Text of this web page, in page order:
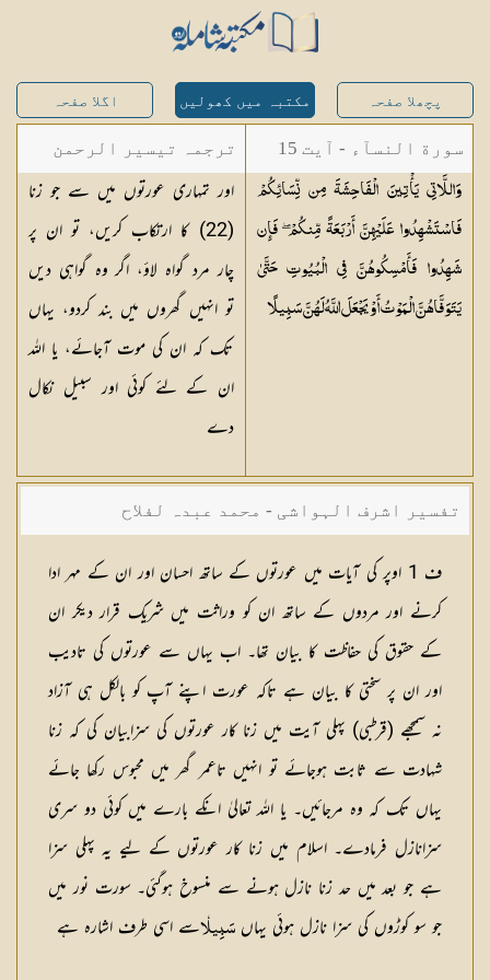
پچھلا صفحہ مکتبہ میں کھولیں اگلا صفحہ
سورة النسآء - آیت 15
وَاللَّاتِي يَأْتِينَ الْفَاحِشَةَ مِن نِّسَائِكُمْ
فَاسْتَشْهِدُوا عَلَيْهِنَّ أَرْبَعَةً مِّنكُمْ ۖ فَإِن
شَهِدُوا فَأَمْسِكُوهُنَّ فِي الْبُيُوتِ حَتَّىٰ
يَتَوَفَّاهُنَّ الْمَوْتُ أَوْ يَجْعَلَ اللَّهُ لَهُنَّسَبِيلًا
ترجمہ تیسیر الرحمن
لبیان القرآن - محمد
لقمان سلفی
اور تمہاری عورتوں میں سے جو زنا
(22) کا ارتکاب کریں، تو ان پر
چار مرد گواہ لاؤ، اگر وہ گواہی دیں
تو انہیں گھروں میں بند کردو، یہاں
تک کہ ان کی موت آجائے، یا اللہ
ان کے لئے کوئی اور سبیل نکال
دے
تفسیر اشرف الہواشی - محمد عبدہ لفلاح
ف 1 اوپر کی آیات میں عورتوں کے ساتھ احسان اور ان کے مہر ادا
کرنے اور مردوں کے ساتھ ان کو وراثت میں شریک قرار دیکر ان
کے حقوق کی حفاظت کا بیان تھا۔ اب یہاں سے عورتوں کی تادیب
اور ان پر سختی کا بیان ہے تاکہ عورت اپنے آپ کو بالکل ہی آزاد
نہ سمجھے (قرطبی) پہلی آیت میں زنا کار عورتوں کی سزابیان کی کہ زنا
شہادت سے ثابت ہوجائے تو انہیں تاعمر گھر میں محبوس رکھا جائے
یہاں تک کہ وہ مرجائیں۔ یا اللہ تعالیٰ انکے بارے میں کوئی دو سری
سزانازل فرمادے۔ اسلام میں زنا کار عورتوں کے لیے یہ پہلی سزا
ہے جو بعد میں حد زنا نازل ہونے سے منسوخ ہوگئی۔ سورت نور میں
جو سو کوڑوں کی سزا نازل ہوئی یہاں سَبِيلٗاسے اسی طرف اشارہ ہے